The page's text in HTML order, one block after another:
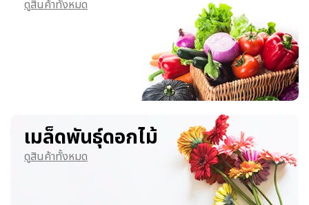
ดูสินค้าทั้งหมด
เมล็ดพันธุ์ดอกไม้
ดูสินค้าทั้งหมด